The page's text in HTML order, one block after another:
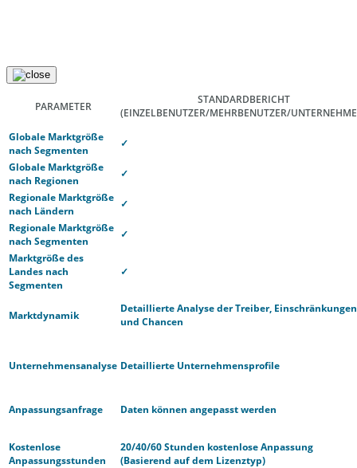
PARAMETER
STANDARDBERICHT
(EINZELBENUTZER/MEHRBENUTZER/
Globale Marktgröße
nach Segmenten
✓
Globale Marktgröße
nach Regionen
✓
Regionale Marktgröße
nach Ländern
✓
Regionale Marktgröße
nach Segmenten
✓
Marktgröße des
Landes nach
Segmenten
✓
Marktdynamik
Detaillierte Analyse der Treiber, Einschränkungen
und Chancen
Unternehmensanalyse Detaillierte Unternehmensprofile
Anpassungsanfrage Daten können angepasst werden
Kostenlose
Anpassungsstunden
20/40/60 Stunden kostenlose Anpassung
(Basierend auf dem Lizenztyp)